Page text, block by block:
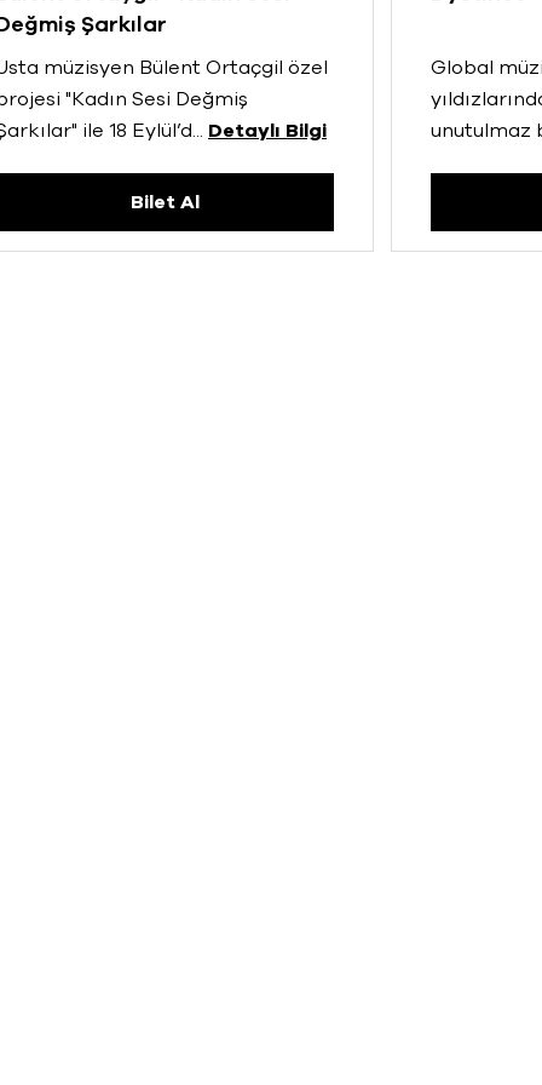
Şarkılar
müzisyen Bülent Ortaçgil özel
"Kadın Sesi Değmiş
ile 18 Eylül’d... Detaylı Bilgi
Bilet Al
Global
unutulmaz